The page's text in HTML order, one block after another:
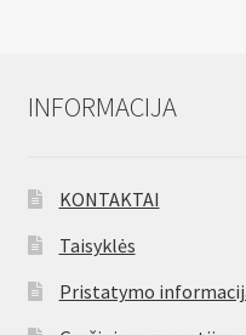
INFORMACIJA
KONTAKTAI
Taisyklės
Pristatymo